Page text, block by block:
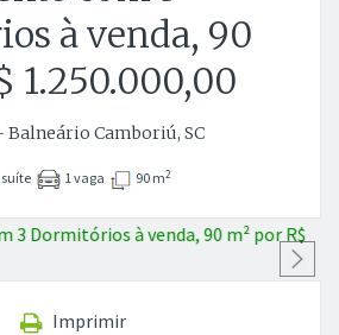
à venda, 90
1.250.000,00
Balneário Camboriú, SC
suíte 1 vaga 90 m2
Imprimir